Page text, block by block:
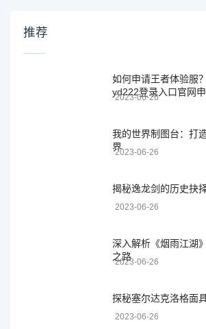
推荐
如何申请王者体验服
yd222登录入口官网
2023-06-26
我的世界制图台：打
界
2023-06-26
揭秘逸龙剑的历史抉
2023-06-26
深入解析《烟雨江
之路
2023-06-26
探秘塞尔达克洛格面
2023-06-26